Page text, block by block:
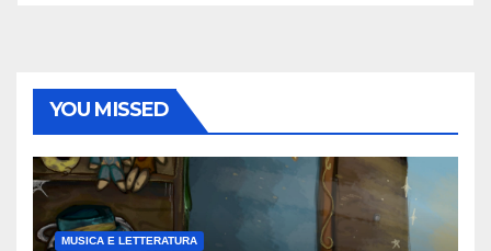
YOU MISSED
MUSICA E LETTERATURA